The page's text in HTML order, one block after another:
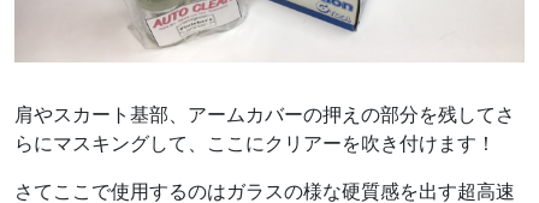
肩やスカート基部、アームカバーの押えの部分を残してさ
らにマスキングして、ここにクリアーを吹き付けます！
さてここで使用するのはガラスの様な硬質感を出す超高速